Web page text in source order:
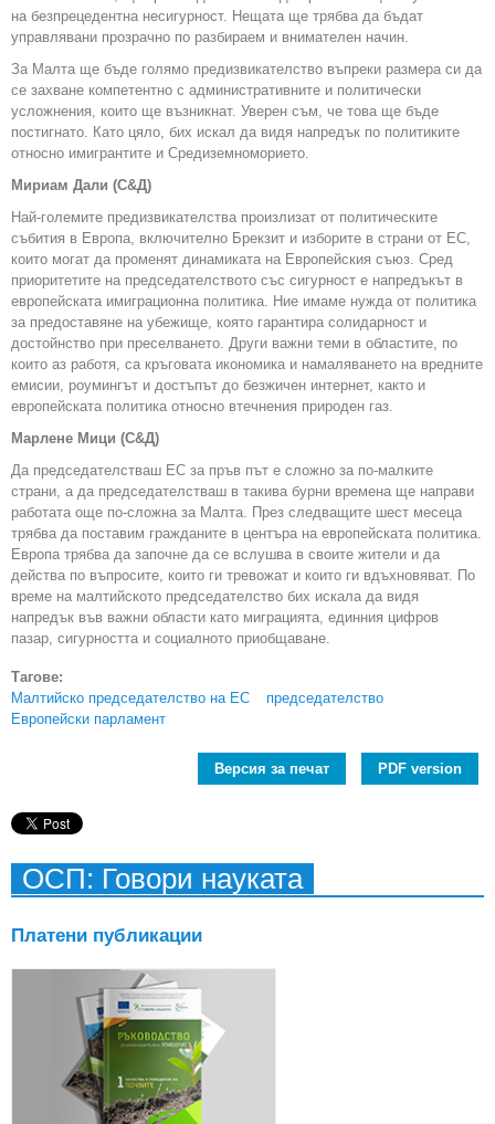
на безпрецедентна несигурност. Нещата ще трябва да бъдат
управлявани прозрачно по разбираем и внимателен начин.
За Малта ще бъде голямо предизвикателство въпреки размера си да
се захване компетентно с административните и политически
усложнения, които ще възникнат. Уверен съм, че това ще бъде
постигнато. Като цяло, бих искал да видя напредък по политиките
относно имигрантите и Средиземноморието.
Мириам Дали (С&Д)
Най-големите предизвикателства произлизат от политическите
събития в Европа, включително Брекзит и изборите в страни от ЕС,
които могат да променят динамиката на Европейския съюз. Сред
приоритетите на председателството със сигурност е напредъкът в
европейската имиграционна политика. Ние имаме нужда от политика
за предоставяне на убежище, която гарантира солидарност и
достойнство при преселването. Други важни теми в областите, по
които аз работя, са кръговата икономика и намаляването на вредните
емисии, роумингът и достъпът до безжичен интернет, както и
европейската политика относно втечнения природен газ.
Марлене Мици (С&Д)
Да председателстваш ЕС за пръв път е сложно за по-малките
страни, а да председателстваш в такива бурни времена ще направи
работата още по-сложна за Малта. През следващите шест месеца
трябва да поставим гражданите в центъра на европейската политика.
Европа трябва да започне да се вслушва в своите жители и да
действа по въпросите, които ги тревожат и които ги вдъхновяват. По
време на малтийското председателство бих искала да видя
напредък във важни области като миграцията, единния цифров
пазар, сигурността и социалното приобщаване.
Тагове:
Малтийско председателство на ЕС
председателство
Европейски парламент
Версия за печат PDF version
ОСП: Говори науката
Платени публикации